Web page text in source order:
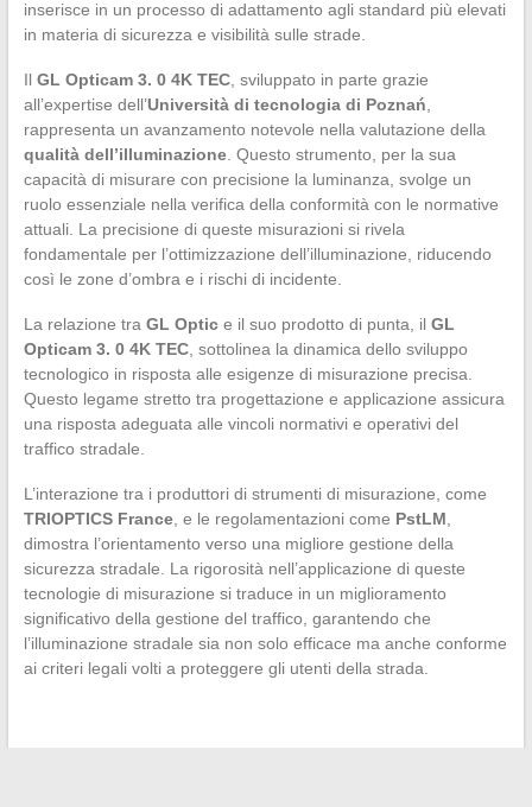
inserisce in un processo di adattamento agli standard più elevati
in materia di sicurezza e visibilità sulle strade.
Il GL Opticam 3. 0 4K TEC, sviluppato in parte grazie
all’expertise dell’Università di tecnologia di Poznań
rappresenta un avanzamento notevole nella valutazione della
qualità dell’illuminazione. Questo strumento, per la sua
capacità di misurare con precisione la luminanza, svolge un
ruolo essenziale nella verifica della conformità con le normative
attuali. La precisione di queste misurazioni si rivela
fondamentale per l’ottimizzazione dell’illuminazione, riducendo
così le zone d’ombra e i rischi di incidente.
La relazione tra GL Optice il suo prodotto di punta, il GL
Opticam 3. 0 4K TEC, sottolinea la dinamica dello sviluppo
tecnologico in risposta alle esigenze di misurazione precisa.
Questo legame stretto tra progettazione e applicazione assicura
una risposta adeguata alle vincoli normativi e operativi del
traffico stradale.
L’interazione tra i produttori di strumenti di misurazione, come
TRIOPTICS France, e le regolamentazioni come PstLM
dimostra l’orientamento verso una migliore gestione della
sicurezza stradale. La rigorosità nell’applicazione di queste
tecnologie di misurazione si traduce in un miglioramento
significativo della gestione del traffico, garantendo che
l’illuminazione stradale sia non solo efficace ma anche conforme
ai criteri legali volti a proteggere gli utenti della strada.